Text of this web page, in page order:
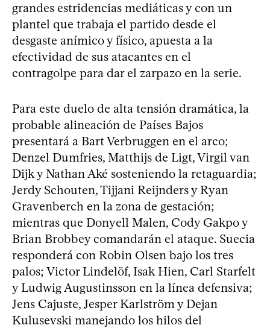
grandes estridencias mediáticas y con un
plantel que trabaja el partido desde el
desgaste anímico y físico, apuesta a la
efectividad de sus atacantes en el
contragolpe para dar el zarpazo en la serie.
Para este duelo de alta tensión dramática, la
probable alineación de Países Bajos
presentará a Bart Verbruggen en el arco;
Denzel Dumfries, Matthijs de Ligt, Virgil van
Dijk y Nathan Aké sosteniendo la retaguardia;
Jerdy Schouten, Tijjani Reijnders y Ryan
Gravenberch en la zona de gestación;
mientras que Donyell Malen, Cody Gakpo y
Brian Brobbey comandarán el ataque. Suecia
responderá con Robin Olsen bajo los tres
palos; Victor Lindelöf, Isak Hien, Carl Starfelt
y Ludwig Augustinsson en la línea defensiva;
Jens Cajuste, Jesper Karlström y Dejan
Kulusevski manejando los hilos del